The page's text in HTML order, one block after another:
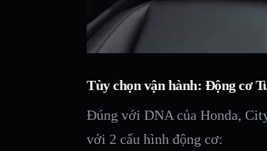
Tùy chọn vận hành: Động cơ
Đúng với DNA của Honda,
với 2 cấu hình động cơ: